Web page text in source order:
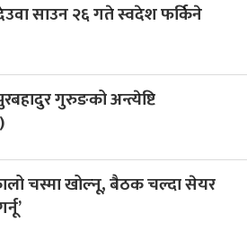
साउन २६ गते स्वदेश फर्किने
गुरुङको अन्त्येष्टि
चस्मा खोल्नू, बैठक चल्दा सेयर